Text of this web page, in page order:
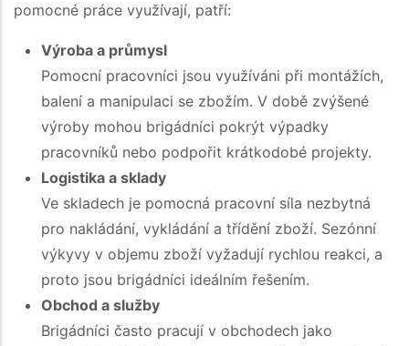
pomocné práce využívají, patří:
Výroba a průmysl
Pomocní pracovníci jsou využíváni při montážích,
balení a manipulaci se zbožím. V době zvýšené
výroby mohou brigádníci pokrýt výpadky
pracovníků nebo podpořit krátkodobé projekty.
Logistika a sklady
Ve skladech je pomocná pracovní síla nezbytná
pro nakládání, vykládání a třídění zboží. Sezónní
výkyvy v objemu zboží vyžadují rychlou reakci, a
proto jsou brigádníci ideálním řešením.
Obchod a služby
Brigádníci často pracují v obchodech jako